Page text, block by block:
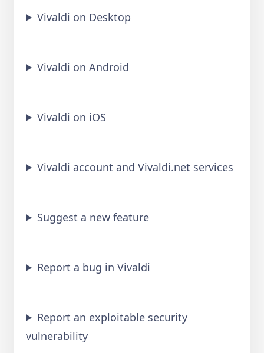
Vivaldi on Desktop
Vivaldi on Android
Vivaldi on iOS
Vivaldi account and Vivaldi.net services
Suggest a new feature
Report a bug in Vivaldi
Report an exploitable security
vulnerability